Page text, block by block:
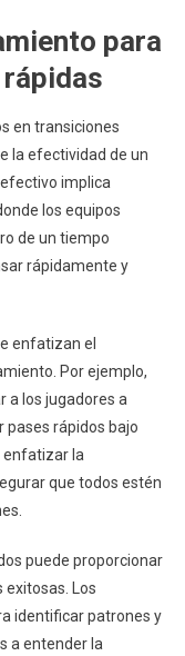
para
en transiciones
la efectividad de un
implica
los equipos
de un tiempo
rápidamente y
enfatizan el
Por ejemplo,
a los jugadores a
pases rápidos bajo
enfatizar la
que todos estén
puede proporcionar
Los
identificar patrones y
a entender la